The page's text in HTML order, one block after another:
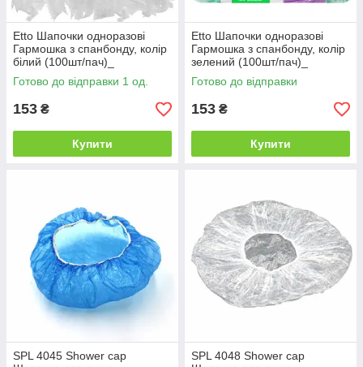
Etto Шапочки одноразові
Гармошка з спанбонду, колір
білий (100шт/пач)_
Готово до відправки 1 од.
153 ₴
Купити
Etto Шапочки одноразові
Гармошка з спанбонду, колір
зелений (100шт/пач)_
Готово до відправки
153 ₴
Купити
SPL 4045 Shower cap
SPL 4048 Shower cap